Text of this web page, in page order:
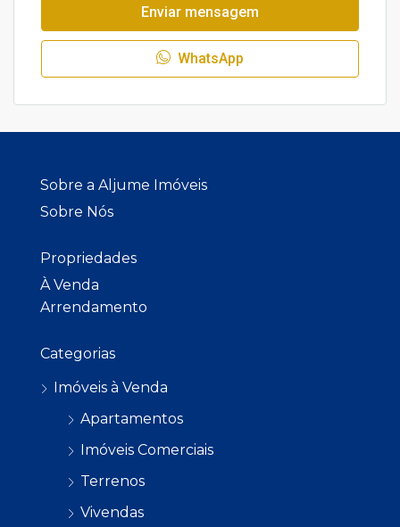
Enviar mensagem
WhatsApp
Sobre a Aljume Imóveis
Sobre Nós
Propriedades
À Venda
Arrendamento
Categorias
Imóveis à Venda
Apartamentos
Imóveis Comerciais
Terrenos
Vivendas